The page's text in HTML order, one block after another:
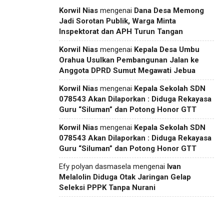
Korwil Nias mengenai Dana Desa Memong
Jadi Sorotan Publik, Warga Minta
Inspektorat dan APH Turun Tangan
Korwil Nias mengenai Kepala Desa Umbu
Orahua Usulkan Pembangunan Jalan ke
Anggota DPRD Sumut Megawati Jebua
Korwil Nias mengenai Kepala Sekolah SDN
078543 Akan Dilaporkan : Diduga Rekayasa
Guru “Siluman” dan Potong Honor GTT
Korwil Nias mengenai Kepala Sekolah SDN
078543 Akan Dilaporkan : Diduga Rekayasa
Guru “Siluman” dan Potong Honor GTT
Efy polyan dasmasela mengenai Ivan
Melalolin Diduga Otak Jaringan Gelap
Seleksi PPPK Tanpa Nurani